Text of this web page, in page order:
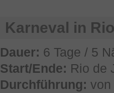
Karneval in
Dauer: 6 Tage / 5
Start/Ende: Rio de
Durchführung: von